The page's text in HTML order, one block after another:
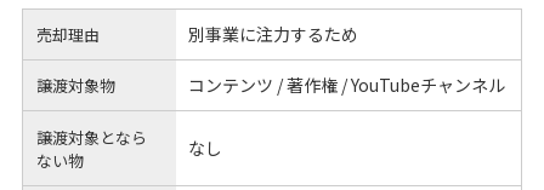
売却理由 別事業に注力するため
譲渡対象物 コンテンツ / 著作権 / YouTubeチャンネル
譲渡対象となら
ない物
なし